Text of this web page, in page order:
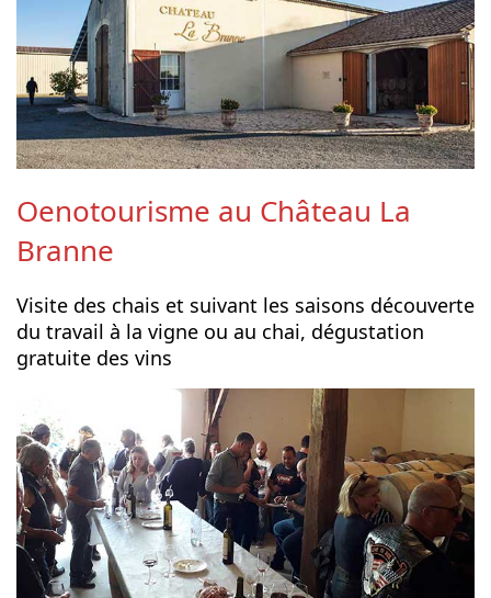
Oenotourisme au Château La
Branne
Visite des chais et suivant les saisons découverte
du travail à la vigne ou au chai, dégustation
gratuite des vins